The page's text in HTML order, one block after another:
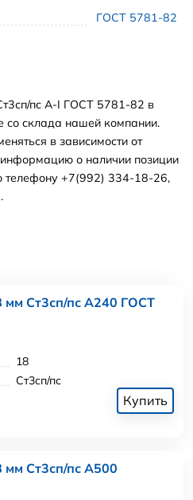
ГОСТ 5781-82
пс А-I ГОСТ 5781-82 в
со склада нашей компании.
в зависимости от
о наличии позиции
телефону +7(992) 334-18-26,
мм Ст3сп/пс А240 ГОСТ
18
Ст3сп/пс
Купить
мм Ст3сп/пс А500